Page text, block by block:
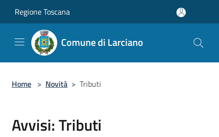
Regione Toscana
Comune di Larciano
Home > Novità > Tributi
Avvisi: Tributi